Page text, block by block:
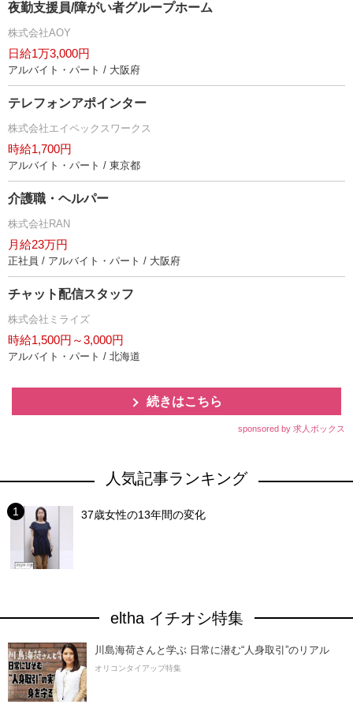
夜勤支援員/障がい者グループホーム
株式会社AOY
日給1万3,000円
アルバイト・パート / 大阪府
テレフォンアポインター
株式会社エイペックスワークス
時給1,700円
アルバイト・パート / 東京都
介護職・ヘルパー
株式会社RAN
月給23万円
正社員 / アルバイト・パート / 大阪府
チャット配信スタッフ
株式会社ミライズ
時給1,500円～3,000円
アルバイト・パート / 北海道
続きはこちら
sponsored by 求人ボックス
人気記事ランキング
37歳女性の13年間の変化
eltha イチオシ特集
川島海荷さんと学ぶ 日常に潜む“人身取引”のリアル
オリコンタイアップ特集